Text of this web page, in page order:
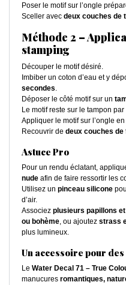
Poser le motif sur l’ongle
Sceller avec deux couches de
Méthode 2 –
stamping
Découper le motif désiré.
Imbiber un coton d’eau et y
secondes.
Déposer le côté motif sur un
Le motif reste sur le tampon par
Appliquer le motif sur l’ongle en
Recouvrir de deux couches de
Astuce Pro
Pour un rendu éclatant,
nude afin de faire ressortir les
Utilisez un pinceau silicone
d’air.
Associez plusieurs papillons
ou bohème, ou ajoutez strass
plus lumineux.
Un accessoire pour
Le Water Decal 71 – True
manucures romantiques,